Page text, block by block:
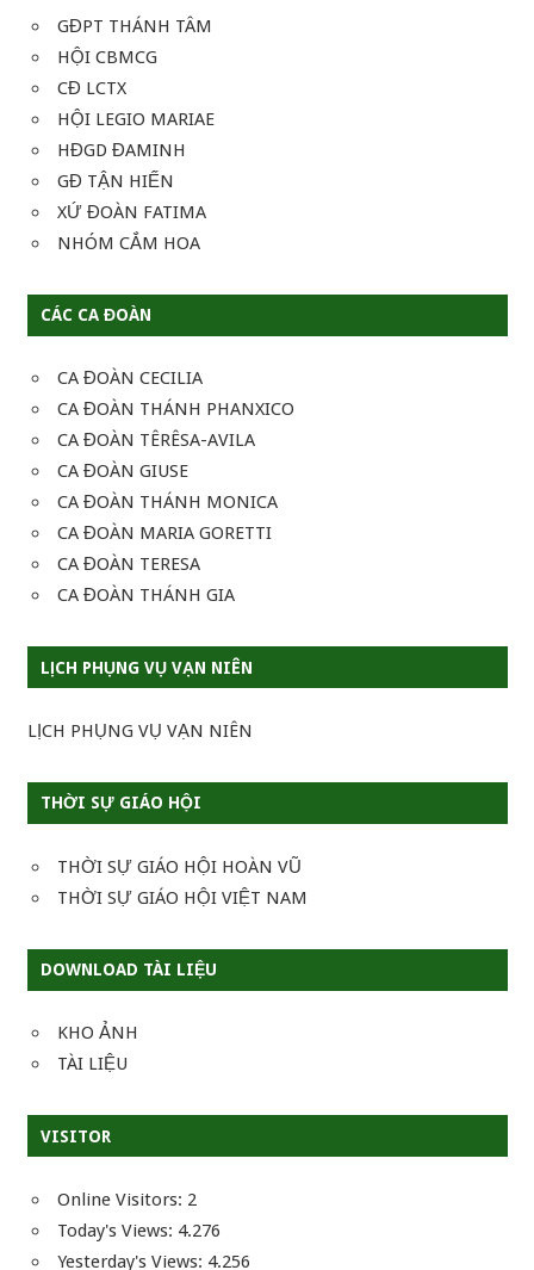
GĐPT THÁNH TÂM
HỘI CBMCG
CĐ LCTX
HỘI LEGIO MARIAE
HĐGD ĐAMINH
GĐ TẬN HIẾN
XỨ ĐOÀN FATIMA
NHÓM CẮM HOA
CÁC CA ĐOÀN
CA ĐOÀN CECILIA
CA ĐOÀN THÁNH PHANXICO
CA ĐOÀN TÊRÊSA-AVILA
CA ĐOÀN GIUSE
CA ĐOÀN THÁNH MONICA
CA ĐOÀN MARIA GORETTI
CA ĐOÀN TERESA
CA ĐOÀN THÁNH GIA
LỊCH PHỤNG VỤ VẠN NIÊN
LỊCH PHỤNG VỤ VẠN NIÊN
THỜI SỰ GIÁO HỘI
THỜI SỰ GIÁO HỘI HOÀN VŨ
THỜI SỰ GIÁO HỘI VIỆT NAM
DOWNLOAD TÀI LIỆU
KHO ẢNH
TÀI LIỆU
VISITOR
Online Visitors: 2
Today's Views: 4.276
Yesterday's Views: 4.256